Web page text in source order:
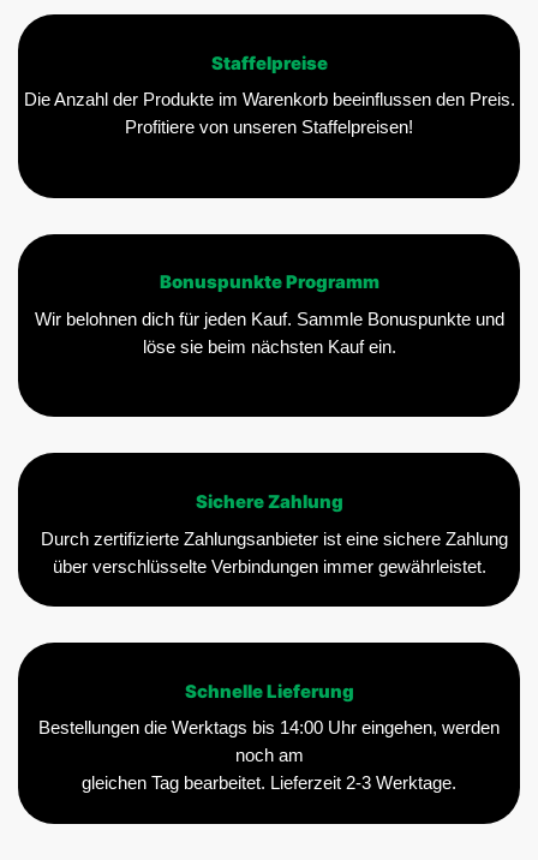
Staffelpreise
Die Anzahl der Produkte im Warenkorb beeinflussen den Preis.
Profitiere von unseren Staffelpreisen!
Bonuspunkte Programm
Wir belohnen dich für jeden Kauf. Sammle Bonuspunkte und
löse sie beim nächsten Kauf ein.
Sichere Zahlung
Durch zertifizierte Zahlungsanbieter ist eine sichere Zahlung
über verschlüsselte Verbindungen immer gewährleistet.
Schnelle Lieferung
Bestellungen die Werktags bis 14:00 Uhr eingehen, werden
noch am
gleichen Tag bearbeitet. Lieferzeit 2-3 Werktage.